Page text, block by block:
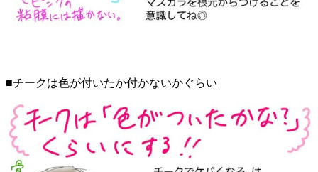
■チークは色が付いたか付かないかぐらい